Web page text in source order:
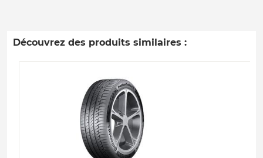
Découvrez des produits similaires :